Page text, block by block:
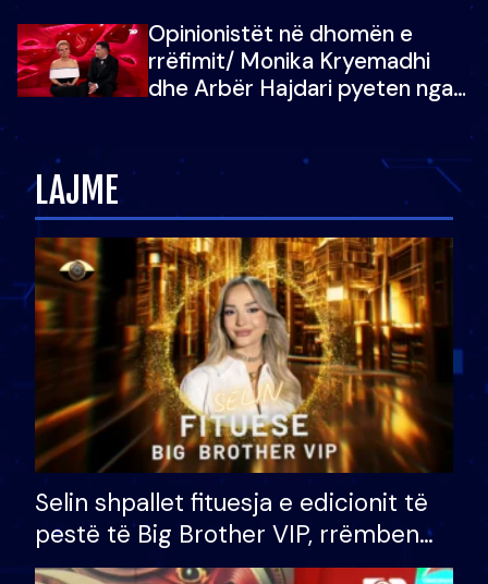
vajzën e tij
Opinionistët në dhomën e
rrëfimit/ Monika Kryemadhi
dhe Arbër Hajdari pyeten nga
LAJME
Selin shpallet fituesja e edicionit të
pestë të Big Brother VIP, rrëmben
çmimin e madh prej 100 mijë eurosh